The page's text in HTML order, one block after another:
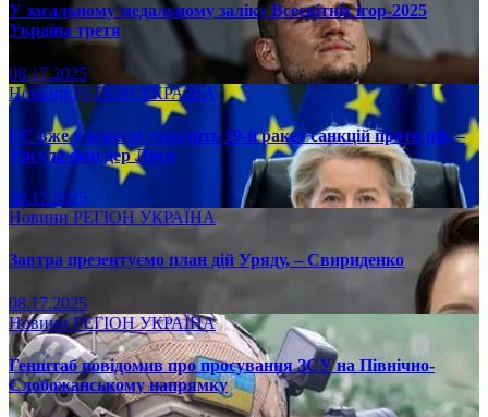
У загальному медальному заліку Всесвітніх ігор-2025
Україна третя
08.17.2025
НовиниРЕГІОН УКРАЇНА
ЄС вже у вересні ухвалить 19-й ракет санкцій проти рф, –
Урсула фон дер Ляєн
08.17.2025
Новини РЕГІОН УКРАЇНА
Завтра презентуємо план дій Уряду, – Свириденко
08.17.2025
НовиниРЕГІОНУКРАЇНА
Генштаб повідомив про просування ЗСУ на Північно-
Слобожанському напрямку